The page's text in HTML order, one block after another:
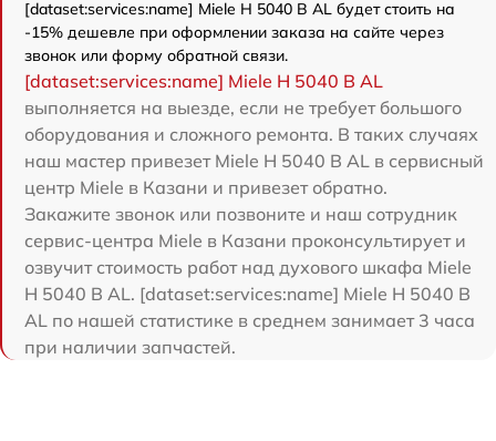
[dataset:services:name] Miele H 5040 B AL будет стоить на
-15% дешевле при оформлении заказа на сайте через
звонок или форму обратной связи.
[dataset:services:name] Miele H 5040 B AL
выполняется на выезде, если не требует большого
оборудования и сложного ремонта. В таких случаях
наш мастер привезет Miele H 5040 B AL в сервисный
центр Miele в Казани и привезет обратно.
Закажите звонок или позвоните и наш сотрудник
сервис-центра Miele в Казани проконсультирует и
озвучит стоимость работ над духового шкафа Miele
H 5040 B AL. [dataset:services:name] Miele H 5040 B
AL по нашей статистике в среднем занимает 3 часа
при наличии запчастей.